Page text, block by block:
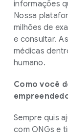
informações
Nossa
milhões de
e consultar.
médicas
humano.
Como você
Sempre quis
com ONGs e